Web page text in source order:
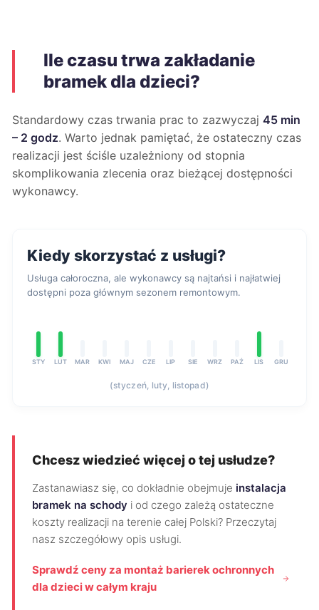
Ile czasu trwa zakładanie
bramek dla dzieci?
Standardowy czas trwania prac to zazwyczaj 45 min
– 2 godz. Warto jednak pamiętać, że ostateczny czas
realizacji jest ściśle uzależniony od stopnia
skomplikowania zlecenia oraz bieżącej dostępności
wykonawcy.
Kiedy skorzystać z usługi?
Usługa całoroczna, ale wykonawcy są najtańsi i najłatwiej
dostępni poza głównym sezonem remontowym.
STY LUT MAR KWI MAJ CZE LIP SIE WRZ PAŹ LIS GRU
(styczeń, luty, listopad)
Chcesz wiedzieć więcej o tej usłudze?
Zastanawiasz się, co dokładnie obejmuje instalacja
bramek na schody i od czego zależą ostateczne
koszty realizacji na terenie całej Polski? Przeczytaj
nasz szczegółowy opis usługi.
Sprawdź ceny za montaż barierek ochronnych
dla dzieci w całym kraju